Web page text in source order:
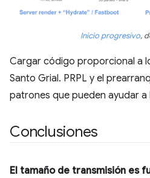
Inicio progresivo,
Cargar código proporcional a
Santo Grial. PRPL y el
patrones que pueden ayudar a
Conclusiones
El tamaño de transmisión es